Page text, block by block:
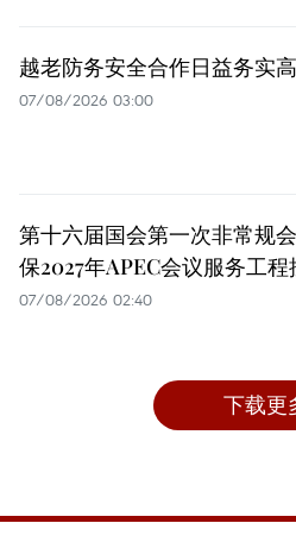
越老防务安全合作日益务实
07/08/2026 03:00
第十六届国会第一次非常规
保2027年APEC会议服务工
07/08/2026 02:40
下载更